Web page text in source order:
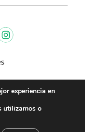
|
experiencia en
utilizamos o